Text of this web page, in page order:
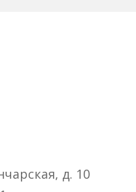
д. 10